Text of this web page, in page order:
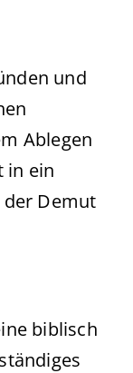
und
Ablegen
in ein
der Demut
biblisch